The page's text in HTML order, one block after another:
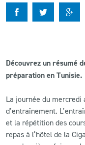
FANS
BUSINESS
RESTAURATION
CLUB
Découvrez un résumé
préparation en Tunisie.
La journée du mercredi
d’entraînement.
et la répétition des
repas à l’hôtel de la